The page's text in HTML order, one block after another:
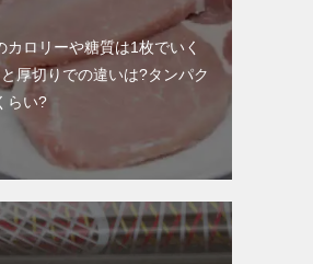
カロリーや糖質は1枚でいく
厚切りでの違いは?タンパク
らい?